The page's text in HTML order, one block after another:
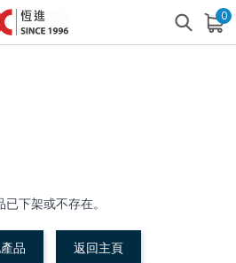
0
查看
已下架或不存在。
品 返回主頁